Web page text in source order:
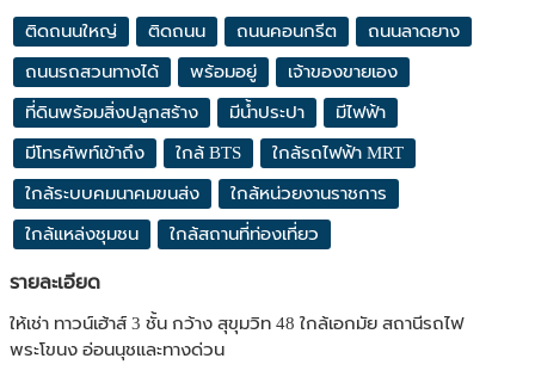
ติดถนนใหญ่ ติดถนน ถนนคอนกรีต ถนนลาดยาง
ถนนรถสวนทางได้ พร้อมอยู่ เจ้าของขายเอง
ที่ดินพร้อมสิ่งปลูกสร้าง มีน้ำประปา มีไฟฟ้า
มีโทรศัพท์เข้าถึง ใกล้ BTS ใกล้รถไฟฟ้า MRT
ใกล้ระบบคมนาคมขนส่ง ใกล้หน่วยงานราชการ
ใกล้แหล่งชุมชน ใกล้สถานที่ท่องเที่ยว
รายละเอียด
ให้เช่า ทาวน์เฮ้าส์ 3 ชั้น กว้าง สุขุมวิท 48 ใกล้เอกมัย สถานีรถไฟ
พระโขนง อ่อนนุชและทางด่วน